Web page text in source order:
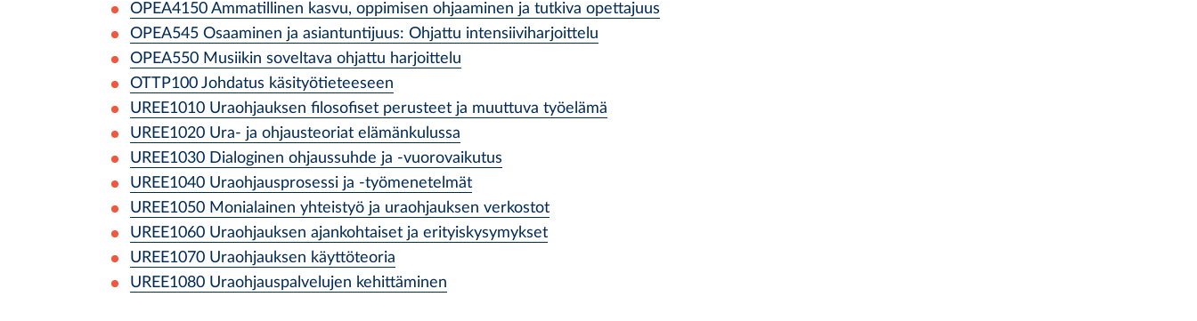
OPEA4150 Ammatillinen kasvu, oppimisen ohjaaminen ja tutkiva opettajuus
OPEA545 Osaaminen ja asiantuntijuus: Ohjattu intensiiviharjoittelu
OPEA550 Musiikin soveltava ohjattu harjoittelu
OTTP100 Johdatus käsityötieteeseen
UREE1010 Uraohjauksen filosofiset perusteet ja muuttuva työelämä
UREE1020 Ura- ja ohjausteoriat elämänkulussa
UREE1030 Dialoginen ohjaussuhde ja -vuorovaikutus
UREE1040 Uraohjausprosessi ja -työmenetelmät
UREE1050 Monialainen yhteistyö ja uraohjauksen verkostot
UREE1060 Uraohjauksen ajankohtaiset ja erityiskysymykset
UREE1070 Uraohjauksen käyttöteoria
UREE1080 Uraohjauspalvelujen kehittäminen